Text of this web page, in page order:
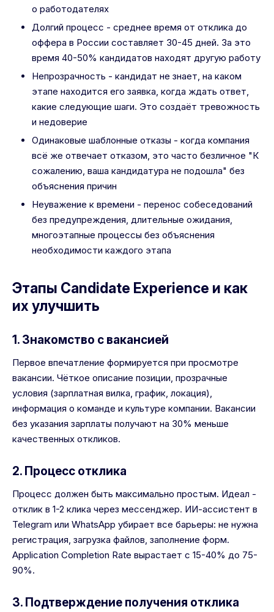
о работодателях
Долгий процесс - среднее время от отклика до
оффера в России составляет 30-45 дней. За это
время 40-50% кандидатов находят другую работу
Непрозрачность - кандидат не знает, на каком
этапе находится его заявка, когда ждать ответ,
какие следующие шаги. Это создаёт тревожность
и недоверие
Одинаковые шаблонные отказы - когда компания
всё же отвечает отказом, это часто безличное "К
сожалению, ваша кандидатура не подошла" без
объяснения причин
Неуважение к времени - перенос собеседований
без предупреждения, длительные ожидания,
многоэтапные процессы без объяснения
необходимости каждого этапа
Этапы Candidate Experience и как
их улучшить
1. Знакомство с вакансией
Первое впечатление формируется при просмотре
вакансии. Чёткое описание позиции, прозрачные
условия (зарплатная вилка, график, локация),
информация о команде и культуре компании. Вакансии
без указания зарплаты получают на 30% меньше
качественных откликов.
2. Процесс отклика
Процесс должен быть максимально простым. Идеал -
отклик в 1-2 клика через мессенджер. ИИ-ассистент в
Telegram или WhatsApp убирает все барьеры: не нужна
регистрация, загрузка файлов, заполнение форм.
Application Completion Rate вырастает с 15-40% до 75-
90%.
3. Подтверждение получения отклика